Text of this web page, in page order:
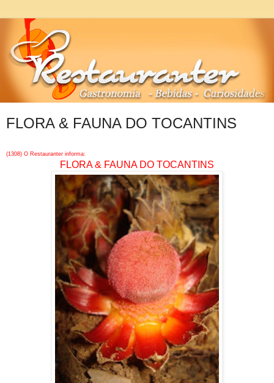
FLORA & FAUNA DO TOCANTINS
(1308) O Restauranter informa:
FLORA & FAUNA DO TOCANTINS